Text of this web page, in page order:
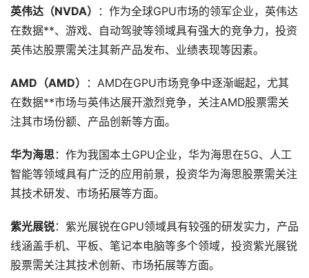
英伟达（NVDA）
：作为全球GPU市场的领军企业，英伟达
在数据**、游戏、自动驾驶等领域具有强大的竞争力，投资
英伟达股票需关注其新产品发布、业绩表现等因素。
AMD（AMD）
：AMD在GPU市场竞争中逐渐崛起，尤其
在数据**市场与英伟达展开激烈竞争，关注AMD股票需关
注其市场份额、产品创新等方面。
华为海思：作为我国本土GPU企业，华为海思在5G、人工
智能等领域具有广泛的应用前景，投资华为海思股票需关注
其技术研发、市场拓展等方面。
紫光展锐：紫光展锐在GPU领域具有较强的研发实力，产品
线涵盖手机、平板、笔记本电脑等多个领域，投资紫光展锐
股票需关注其技术创新、市场拓展等方面。